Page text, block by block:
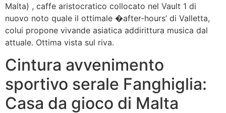
Malta) , caffe aristocratico collocato nel Vault 1 di
nuovo noto quale il ottimale �after-hours’ di Valletta,
colui propone vivande asiatica addirittura musica dal
attuale. Ottima vista sul riva.
Cintura avvenimento
sportivo serale Fanghiglia:
Casa da gioco di Malta